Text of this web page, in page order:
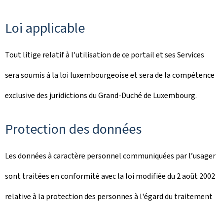
Loi applicable
Tout litige relatif à l'utilisation de ce portail et ses Services
sera soumis à la loi luxembourgeoise et sera de la compétence
exclusive des juridictions du Grand-Duché de Luxembourg.
Protection des données
Les données à caractère personnel communiquées par l’usager
sont traitées en conformité avec la loi modifiée du 2 août 2002
relative à la protection des personnes à l'égard du traitement